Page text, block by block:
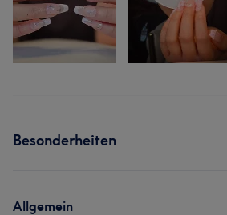
Besonderheiten
Allgemein